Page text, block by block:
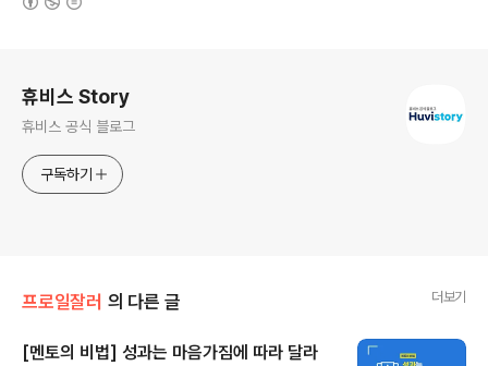
휴비스 Story
휴비스 공식 블로그
구독하기
프로일잘러 의 다른 글 더보기
[멘토의 비법] 성과는 마음가짐에 따라 달라